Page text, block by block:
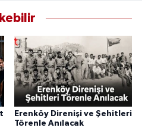
Erenköy Direnişi ve Şehitleri
Törenle Anılacak